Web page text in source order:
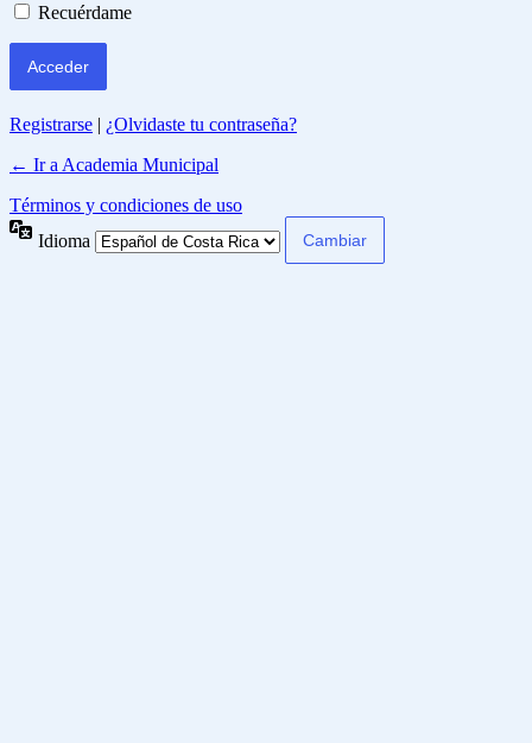
Recuérdame
Registrarse | ¿Olvidaste tu contraseña?
← Ir a Academia Municipal
Términos y condiciones de uso
Idioma